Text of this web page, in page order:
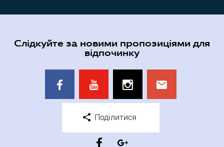
Слідкуйте за новими пропозиціями для
відпочинку
Поділитися